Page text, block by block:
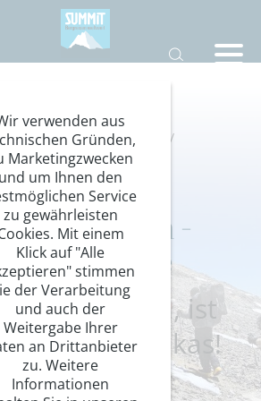
/Anden/Bergsteigen
/
zum
6962 m -
Traverse
6962 m, ist
Berg Amerikas!
verwenden aus
Gründen,
Marketingzwecken
und um Ihnen den
Service
zu gewährleisten
Mit einem
Klick auf "Alle
stimmen
der Verarbeitung
und auch der
Weitergabe Ihrer
an Drittanbieter
zu. Weitere
Informationen